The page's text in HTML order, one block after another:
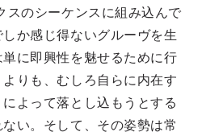
のシーケンスに組み込んで
か感じ得ないグルーヴを生
に即興性を魅せるために行
りも、むしろ自らに内在す
よって落とし込もうとする
い。そして、その姿勢は常